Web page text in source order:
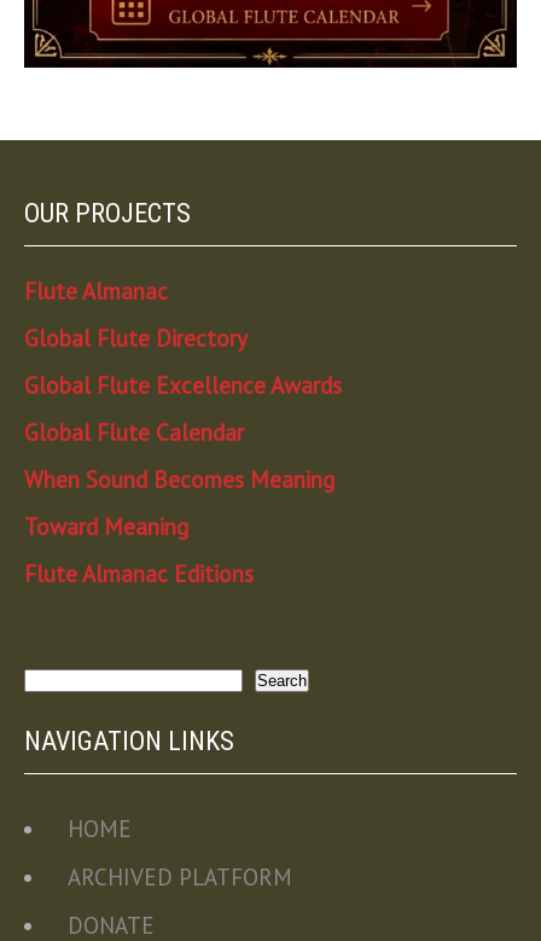
OUR PROJECTS
Flute Almanac
Global Flute Directory
Global Flute Excellence Awards
Global Flute Calendar
When Sound Becomes Meaning
Toward Meaning
Flute Almanac Editions
Search
NAVIGATION LINKS
HOME
ARCHIVED PLATFORM
DONATE